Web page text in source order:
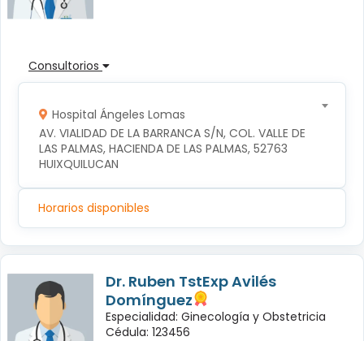
Consultorios
Hospital Ángeles Lomas
AV. VIALIDAD DE LA BARRANCA S/N, COL. VALLE DE
LAS PALMAS, HACIENDA DE LAS PALMAS, 52763
HUIXQUILUCAN
Horarios disponibles
Dr. Ruben TstExp Avilés
Domínguez
Especialidad: Ginecología y Obstetricia
Cédula: 123456